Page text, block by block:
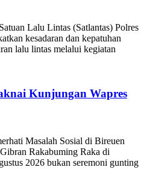
Lalu Lintas (Satlantas) Polres
kesadaran dan kepatuhan
lalu lintas melalui kegiatan
Kunjungan Wapres
Masalah Sosial di Bireuen
Rakabuming Raka di
2026 bukan seremoni gunting